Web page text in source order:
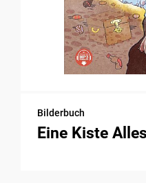
Bilderbuch
Eine Kiste Alles